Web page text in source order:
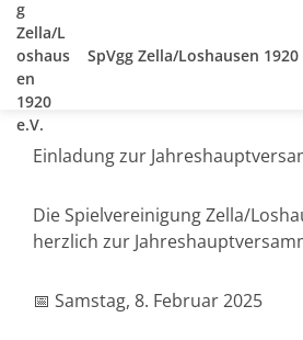
SpVgg Zella/Loshausen 1920
Einladung zur
Die Spielvereinigung Zella/
herzlich zur
📅 Samstag, 8. Februar 2025